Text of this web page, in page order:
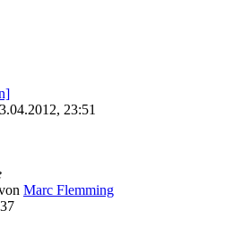
23:51
Marc Flemming